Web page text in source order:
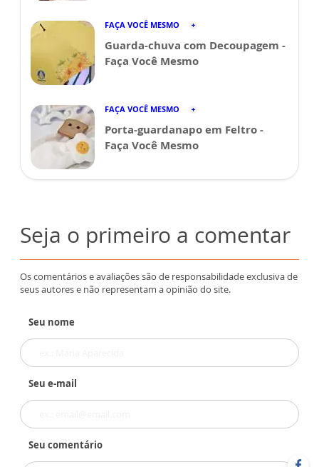
FAÇA VOCÊ MESMO
Guarda-chuva com Decoupagem -
Faça Você Mesmo
FAÇA VOCÊ MESMO
Porta-guardanapo em Feltro -
Faça Você Mesmo
Seja o primeiro a comentar
Os comentários e avaliações são de responsabilidade exclusiva de
seus autores e não representam a opinião do site.
Seu nome
Seu e-mail
Seu comentário